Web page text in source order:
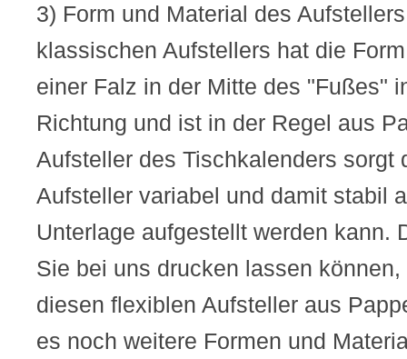
3) Form und Material des
klassischen Aufstellers hat die
einer Falz in der Mitte des "Fußes"
Richtung und ist in der Regel aus
Aufsteller des Tischkalenders sorgt
Aufsteller variabel und damit stabil
Unterlage aufgestellt werden kann.
Sie bei uns drucken lassen
diesen flexiblen Aufsteller aus
es noch weitere Formen und